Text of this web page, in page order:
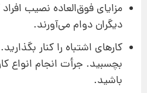
مزایای فوق‌العاده نصیب
دیگران دوام می‌آورند.
کارهای اشتباه را کنار
بچسبید. جرأت انجام انواع
باشید.